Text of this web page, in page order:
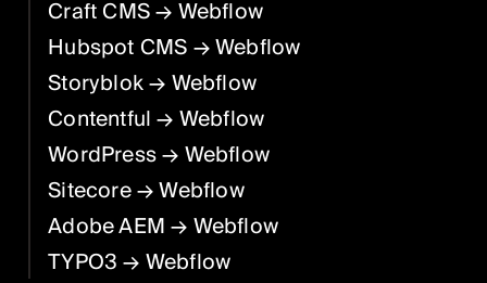
Craft CMS→ Webflow
Hubspot CMS→ Webflow
Storyblok→ Webflow
Contentful→ Webflow
WordPress→ Webflow
Sitecore→ Webflow
Adobe AEM→ Webflow
TYPO3→ Webflow